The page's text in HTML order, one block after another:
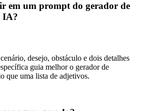
em um prompt do gerador de
IA?
desejo, obstáculo e dois detalhes
guia melhor o gerador de
que uma lista de adjetivos.